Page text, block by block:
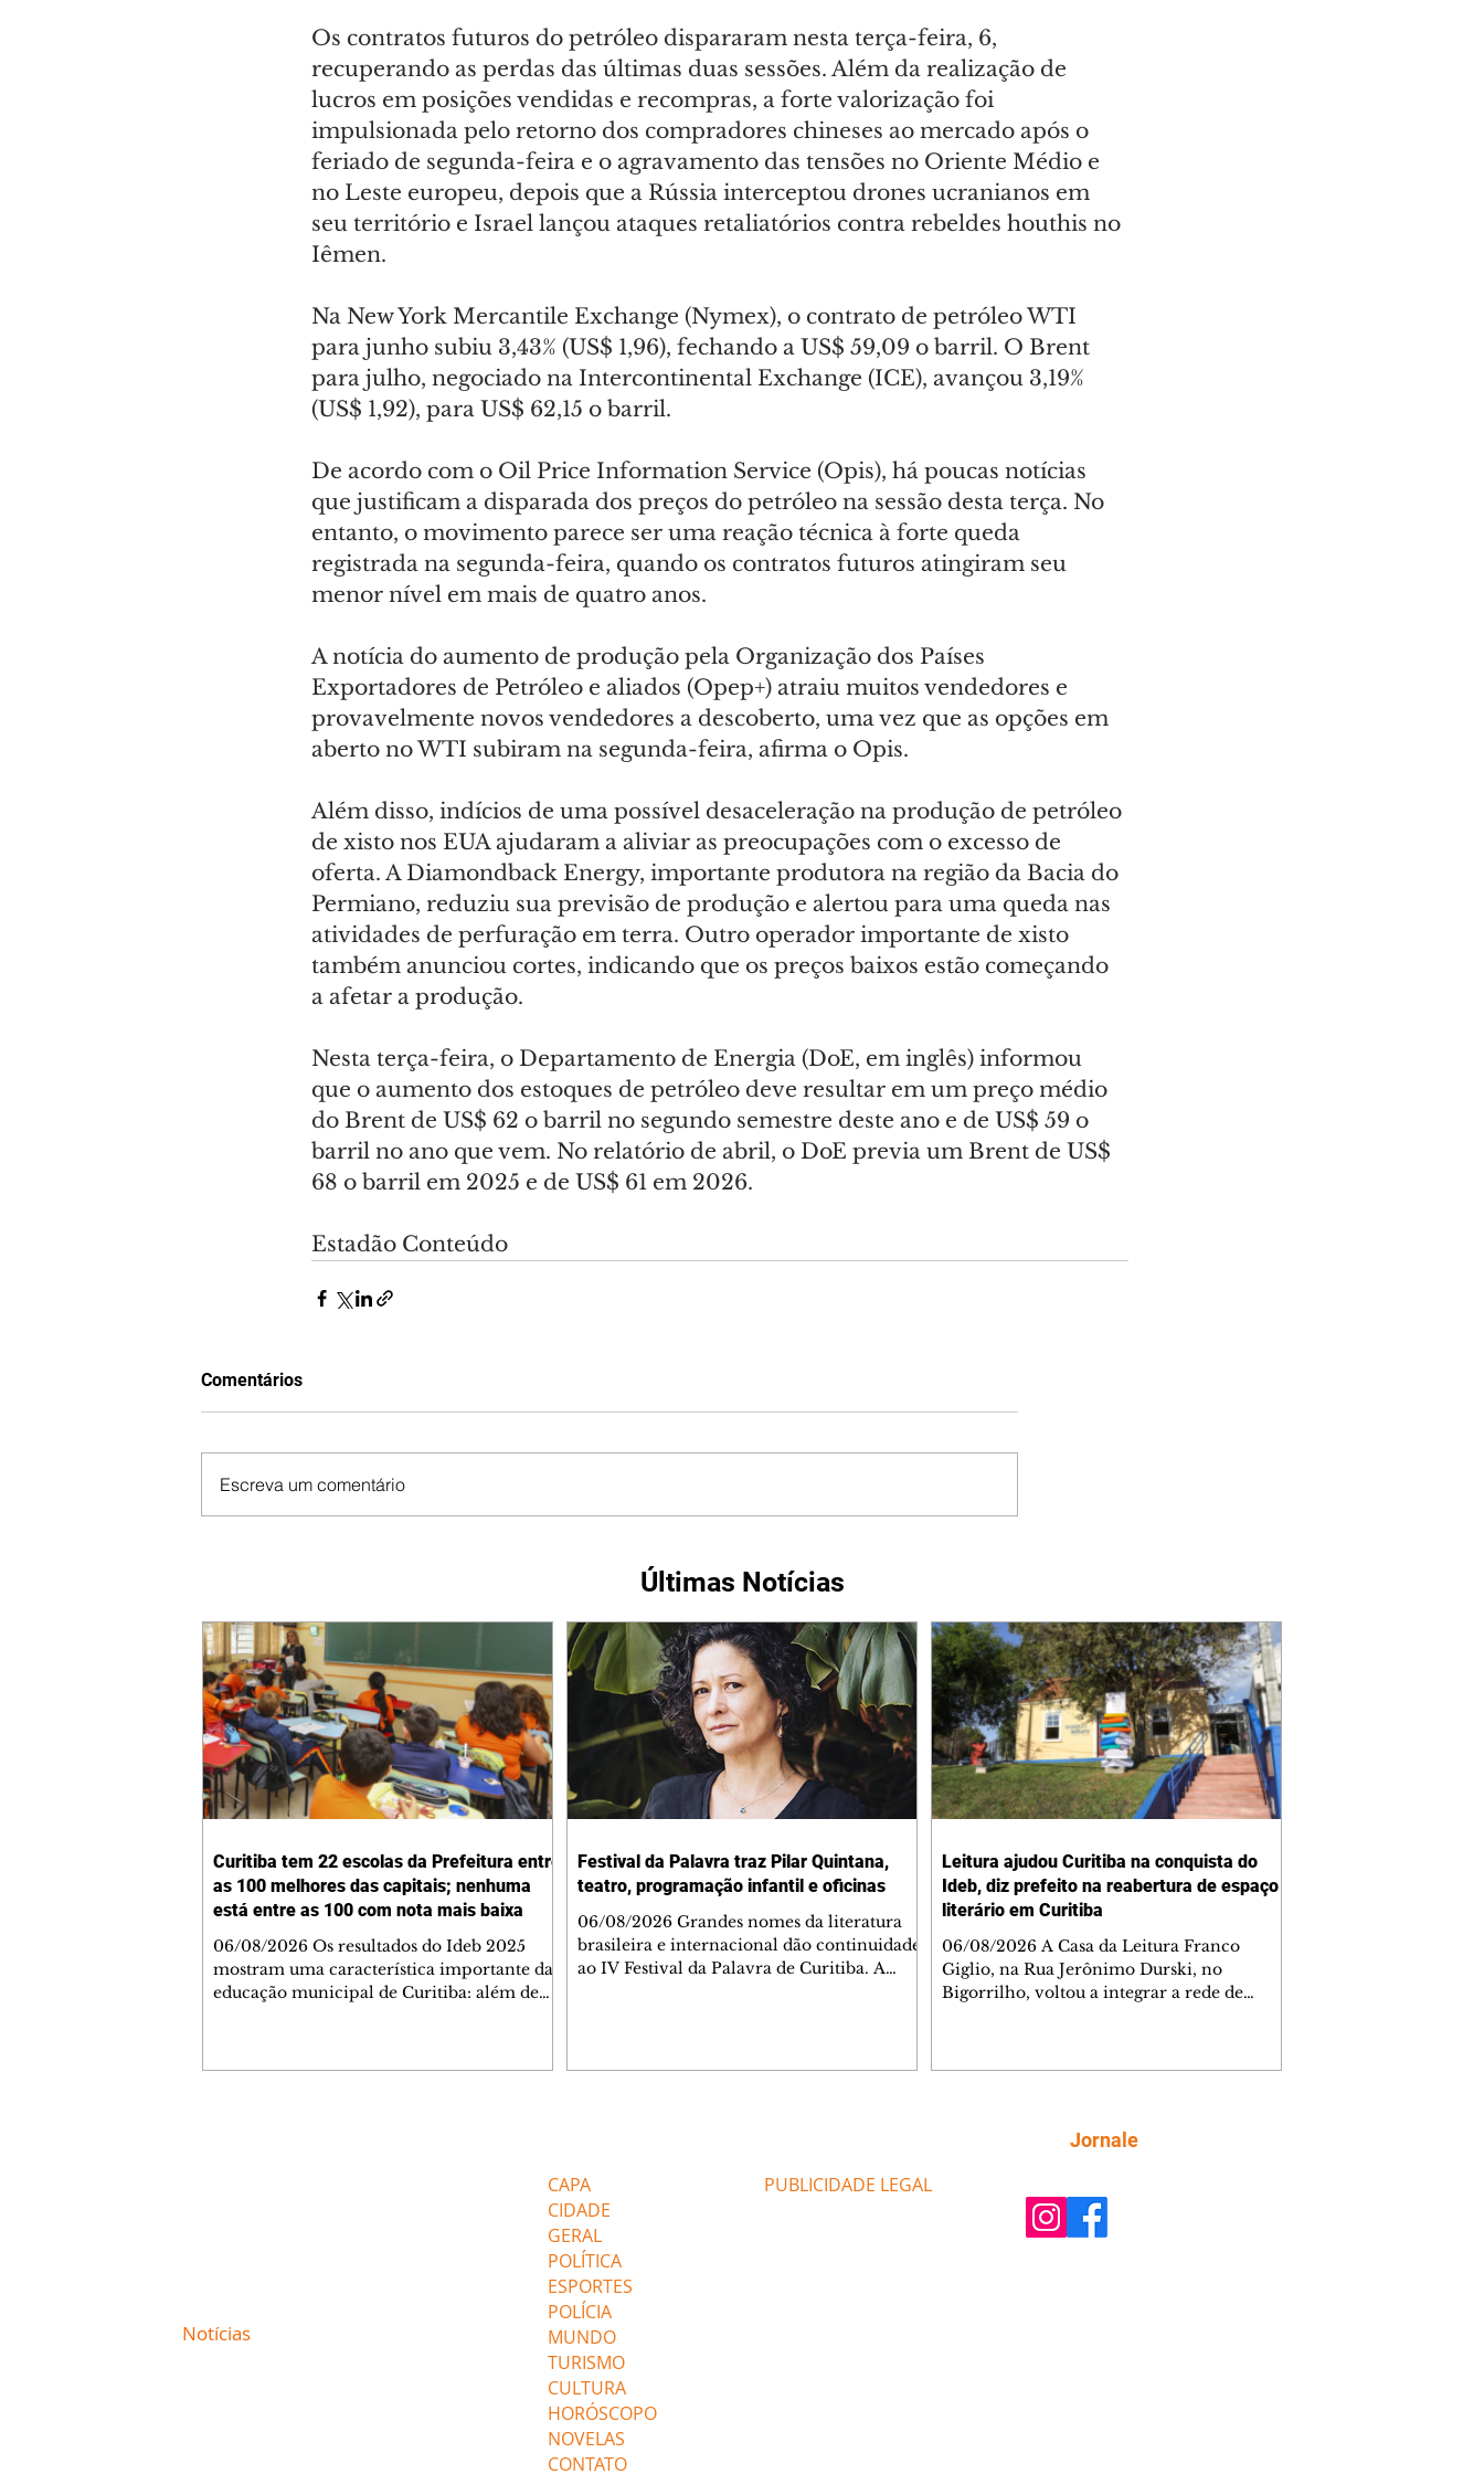
Os contratos futuros do petróleo dispararam nesta terça-feira, 6,
recuperando as perdas das últimas duas sessões. Além da realização de
lucros em posições vendidas e recompras, a forte valorização foi
impulsionada pelo retorno dos compradores chineses ao mercado após o
feriado de segunda-feira e o agravamento das tensões no Oriente Médio e
no Leste europeu, depois que a Rússia interceptou drones ucranianos em
seu território e Israel lançou ataques retaliatórios contra rebeldes houthis no
Iêmen.
Na New York Mercantile Exchange (Nymex), o contrato de petróleo WTI
para junho subiu 3,43% (US$ 1,96), fechando a US$ 59,09 o barril. O Brent
para julho, negociado na Intercontinental Exchange (ICE), avançou 3,19%
(US$ 1,92), para US$ 62,15 o barril.
De acordo com o Oil Price Information Service (Opis), há poucas notícias
que justificam a disparada dos preços do petróleo na sessão desta terça. No
entanto, o movimento parece ser uma reação técnica à forte queda
registrada na segunda-feira, quando os contratos futuros atingiram seu
menor nível em mais de quatro anos.
A notícia do aumento de produção pela Organização dos Países
Exportadores de Petróleo e aliados (Opep+) atraiu muitos vendedores e
provavelmente novos vendedores a descoberto, uma vez que as opções em
aberto no WTI subiram na segunda-feira, afirma o Opis.
Além disso, indícios de uma possível desaceleração na produção de petróleo
de xisto nos EUA ajudaram a aliviar as preocupações com o excesso de
oferta. A Diamondback Energy, importante produtora na região da Bacia do
Permiano, reduziu sua previsão de produção e alertou para uma queda nas
atividades de perfuração em terra. Outro operador importante de xisto
também anunciou cortes, indicando que os preços baixos estão começando
a afetar a produção.
Nesta terça-feira, o Departamento de Energia (DoE, em inglês) informou
que o aumento dos estoques de petróleo deve resultar em um preço médio
do Brent de US$ 62 o barril no segundo semestre deste ano e de US$ 59 o
barril no ano que vem. No relatório de abril, o DoE previa um Brent de US$
68 o barril em 2025 e de US$ 61 em 2026.
Estadão Conteúdo
Comentários
Escreva um comentário
Últimas Notícias
Curitiba tem 22 escolas da Prefeitura entre
as 100 melhores das capitais; nenhuma
está entre as 100 com nota mais baixa
06/08/2026 Os resultados do Ideb 2025
mostram uma característica importante da
educação municipal de Curitiba: além de
Festival da Palavra traz Pilar Quintana,
teatro, programação infantil e oficinas
06/08/2026 Grandes nomes da literatura
brasileira e internacional dão continuidade
ao IV Festival da Palavra de Curitiba. A
de Pilar com Mariana Sanche
Leitura ajudou Curitiba na conquista do
Ideb, diz prefeito na reabertura de espaço
literário em Curitiba
06/08/2026 A Casa da Leitura Franco
Giglio, na Rua Jerônimo Durski, no
Bigorrilho, voltou a integrar a rede de
importante reforço na política de incentivo
literárias. Ao entregar a obra, o prefeito Ed
Notícias
CAPA
CIDADE
GERAL
POLÍTICA
ESPORTES
POLÍCIA
MUNDO
TURISMO
CULTURA
HORÓSCOPO
NOVELAS
CONTATO
PUBLICIDADE LEGAL
Jornale